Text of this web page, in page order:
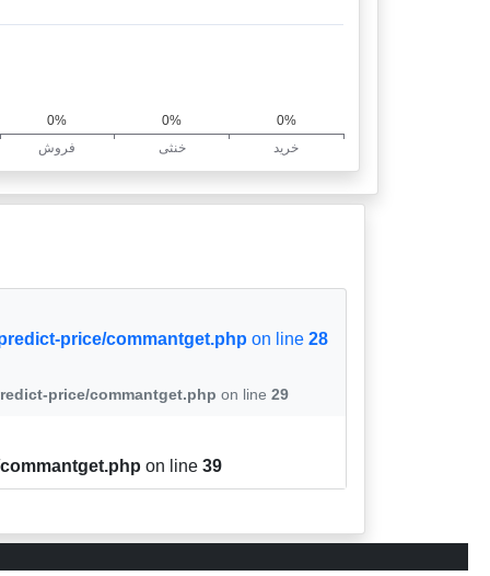
price/commantget.php on line 28
price/commantget.php on line 29
on line 39